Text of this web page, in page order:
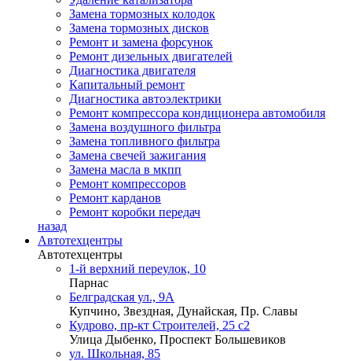
Замена тормозных колодок
Замена тормозных дисков
Ремонт и замена форсунок
Ремонт дизельных двигателей
Диагностика двигателя
Капитальный ремонт
Диагностика автоэлектрики
Ремонт компрессора кондиционера автомобиля
Замена воздушного фильтра
Замена топливного фильтра
Замена свечей зажигания
Замена масла в мкпп
Ремонт компрессоров
Ремонт карданов
Ремонт коробки передач
назад
Автотехцентры
Автотехцентры
1-й верхний переулок, 10
Парнас
Белградская ул., 9А
Купчино, Звездная, Дунайская, Пр. Славы
Кудрово, пр-кт Строителей, 25 с2
Улица Дыбенко, Проспект Большевиков
ул. Школьная, 85